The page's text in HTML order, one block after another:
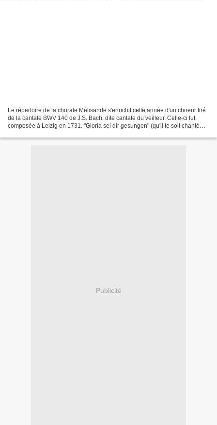
Le répertoire de la chorale Mélisande s'enrichit cette année d'un choeur tiré
de la cantate BWV 140 de J.S. Bach, dite cantate du veilleur. Celle-ci fut
composée à Leizig en 1731. "Gloria sei dir gesungen" (qu'il te soit chanté
Publicité